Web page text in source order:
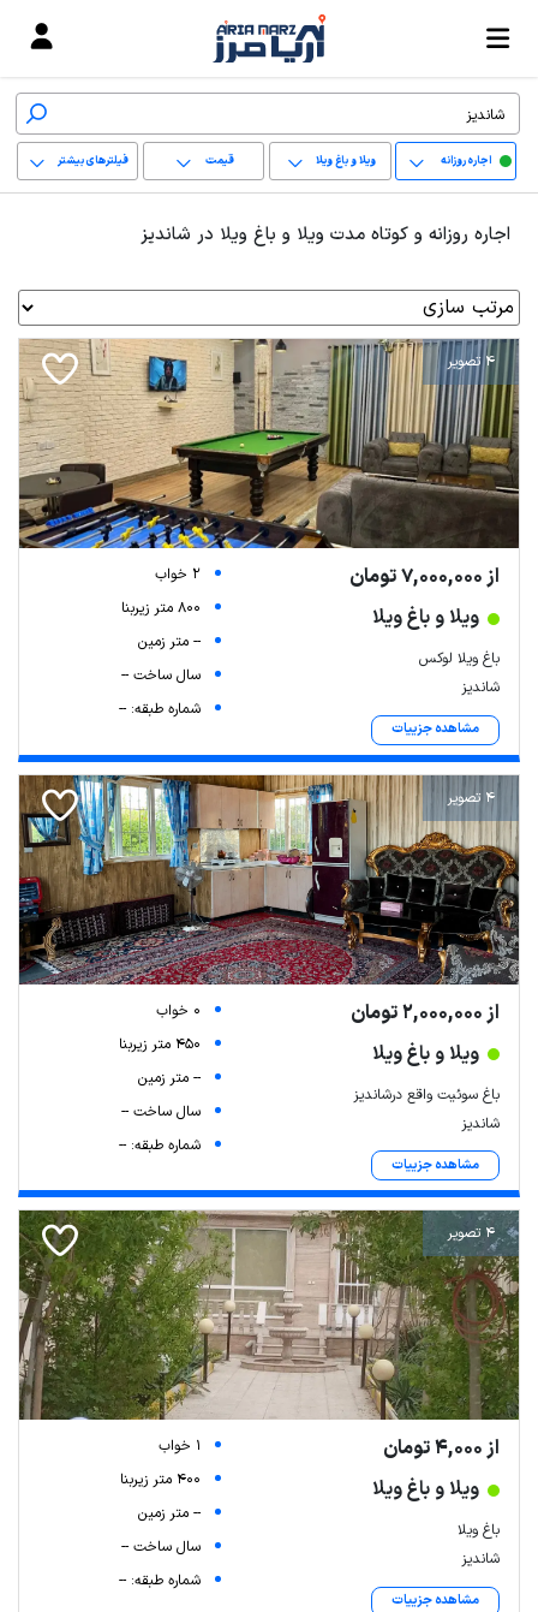
اجاره روزانه ویلا و باغ ویلا قیمت فیلترهای بیشتر
پاک کردن محدوده
انتخابی
اجاره روزانه و کوتاه مدت ویلا و باغ ویلا در شاندیز
4 تصویر
از 7,000,000 تومان
ویلا و باغ ویلا
باغ ویلا لوکس
شاندیز
مشاهده جزییات
2 خواب
800 متر زیربنا
-- متر زمین
سال ساخت --
شماره طبقه: --
4 تصویر
از 2,000,000 تومان
ویلا و باغ ویلا
باغ سوئیت واقع درشاندیز
شاندیز
مشاهده جزییات
0 خواب
450 متر زیربنا
-- متر زمین
سال ساخت --
شماره طبقه: --
4 تصویر
از 4,000 تومان
ویلا و باغ ویلا
باغ ویلا
شاندیز
مشاهده جزییات
1 خواب
400 متر زیربنا
-- متر زمین
سال ساخت --
شماره طبقه: --